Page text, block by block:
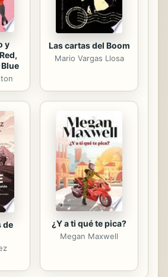
y
Las cartas del Boom
Mario Vargas Llosa
de
¿Y a ti qué te pica?
Megan Maxwell